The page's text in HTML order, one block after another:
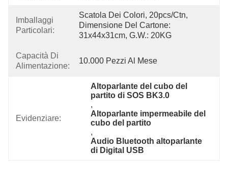
Imballaggi
Particolari:
Scatola Dei Colori, 20pcs/Ctn,
Dimensione Del Cartone:
31x44x31cm, G.W.: 20KG
Capacità Di
Alimentazione:
10.000 Pezzi Al Mese
Evidenziare:
Altoparlante del cubo del
partito di SOS BK3.0
,
Altoparlante impermeabile del
cubo del partito
,
Audio Bluetooth altoparlante
di Digital USB